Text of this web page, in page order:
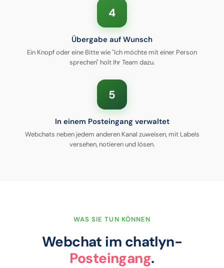
4
Übergabe auf Wunsch
Ein Knopf oder eine Bitte wie "Ich möchte mit einer Person
sprechen" holt Ihr Team dazu.
5
In einem Posteingang verwaltet
Webchats neben jedem anderen Kanal zuweisen, mit Labels
versehen, notieren und lösen.
WAS SIE TUN KÖNNEN
Webchat im chatlyn-
Posteingang.